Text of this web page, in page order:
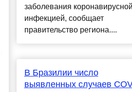
заболевания коронавирусной
инфекцией, сообщает
правительство региона....
В Бразилии число
выявленных случаев